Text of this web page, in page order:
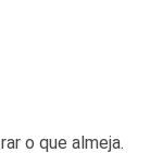
o que almeja.